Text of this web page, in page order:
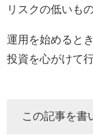
リスクの低いも
運用を始めると
投資を心がけて
この記事を書